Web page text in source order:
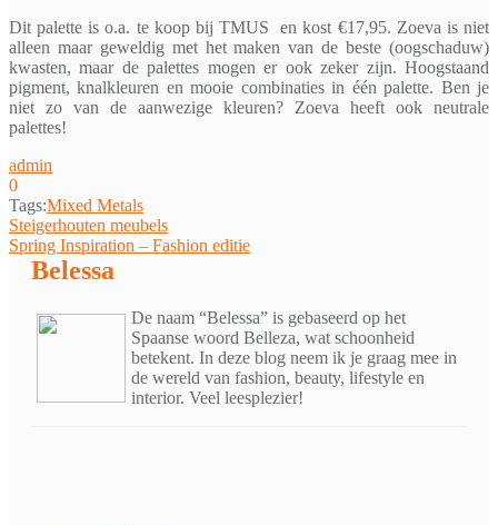
Dit palette is o.a. te koop bij TMUS en kost €17,95. Zoeva is niet
alleen maar geweldig met het maken van de beste (oogschaduw)
kwasten, maar de palettes mogen er ook zeker zijn. Hoogstaand
pigment, knalkleuren en mooie combinaties in één palette. Ben je
niet zo van de aanwezige kleuren? Zoeva heeft ook neutrale
palettes!
admin
0
Tags:Mixed Metals
Bericht
navigatie
Steigerhouten meubels
Spring Inspiration – Fashion editie
Belessa
De naam “Belessa” is gebaseerd op het
Spaanse woord Belleza, wat schoonheid
betekent. In deze blog neem ik je graag mee in
de wereld van fashion, beauty, lifestyle en
interior. Veel leesplezier!